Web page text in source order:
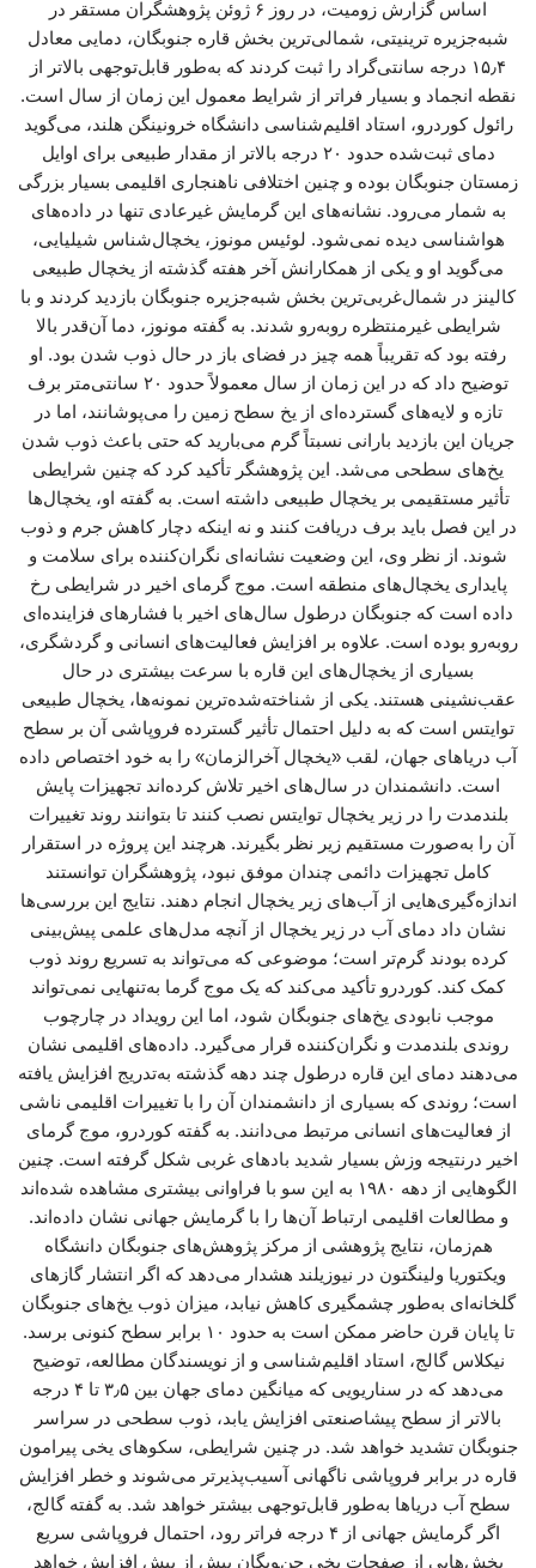
اساس گزارش زومیت، در روز ۶ ژوئن پژوهشگران مستقر در
شبه‌جزیره ترینیتی، شمالی‌ترین بخش قاره جنوبگان، دمایی معادل
۱۵٫۴ درجه سانتی‌گراد را ثبت کردند که به‌طور قابل‌توجهی بالاتر از
نقطه انجماد و بسیار فراتر از شرایط معمول این زمان از سال است.
رائول کوردرو، استاد اقلیم‌شناسی دانشگاه خرونینگن هلند، می‌گوید
دمای ثبت‌شده حدود ۲۰ درجه بالاتر از مقدار طبیعی برای اوایل
زمستان جنوبگان بوده و چنین اختلافی ناهنجاری اقلیمی بسیار بزرگی
به شمار می‌رود. نشانه‌های این گرمایش غیرعادی تنها در داده‌های
هواشناسی دیده نمی‌شود. لوئیس مونوز، یخچال‌شناس شیلیایی،
می‌گوید او و یکی از همکارانش آخر هفته گذشته از یخچال طبیعی
کالینز در شمال‌غربی‌ترین بخش شبه‌جزیره جنوبگان بازدید کردند و با
شرایطی غیرمنتظره روبه‌رو شدند. به گفته مونوز، دما آن‌قدر بالا
رفته بود که تقریباً همه چیز در فضای باز در حال ذوب شدن بود. او
توضیح داد که در این زمان از سال معمولاً حدود ۲۰ سانتی‌متر برف
تازه و لایه‌های گسترده‌ای از یخ سطح زمین را می‌پوشانند، اما در
جریان این بازدید بارانی نسبتاً گرم می‌بارید که حتی باعث ذوب شدن
یخ‌های سطحی می‌شد. این پژوهشگر تأکید کرد که چنین شرایطی
تأثیر مستقیمی بر یخچال طبیعی داشته است. به گفته او، یخچال‌ها
در این فصل باید برف دریافت کنند و نه اینکه دچار کاهش جرم و ذوب
شوند. از نظر وی، این وضعیت نشانه‌ای نگران‌کننده برای سلامت و
پایداری یخچال‌های منطقه است. موج گرمای اخیر در شرایطی رخ
داده است که جنوبگان درطول سال‌های اخیر با فشارهای فزاینده‌ای
روبه‌رو بوده است. علاوه بر افزایش فعالیت‌های انسانی و گردشگری،
بسیاری از یخچال‌های این قاره با سرعت بیشتری در حال
عقب‌نشینی هستند. یکی از شناخته‌شده‌ترین نمونه‌ها، یخچال طبیعی
توایتس است که به دلیل احتمال تأثیر گسترده فروپاشی آن بر سطح
آب دریاهای جهان، لقب «یخچال آخرالزمان» را به خود اختصاص داده
است. دانشمندان در سال‌های اخیر تلاش کرده‌اند تجهیزات پایش
بلندمدت را در زیر یخچال توایتس نصب کنند تا بتوانند روند تغییرات
آن را به‌صورت مستقیم زیر نظر بگیرند. هرچند این پروژه در استقرار
کامل تجهیزات دائمی چندان موفق نبود، پژوهشگران توانستند
اندازه‌گیری‌هایی از آب‌های زیر یخچال انجام دهند. نتایج این بررسی‌ها
نشان داد دمای آب در زیر یخچال از آنچه مدل‌های علمی پیش‌بینی
کرده بودند گرم‌تر است؛ موضوعی که می‌تواند به تسریع روند ذوب
کمک کند. کوردرو تأکید می‌کند که یک موج گرما به‌تنهایی نمی‌تواند
موجب نابودی یخ‌های جنوبگان شود، اما این رویداد در چارچوب
روندی بلندمدت و نگران‌کننده قرار می‌گیرد. داده‌های اقلیمی نشان
می‌دهند دمای این قاره درطول چند دهه گذشته به‌تدریج افزایش یافته
است؛ روندی که بسیاری از دانشمندان آن را با تغییرات اقلیمی ناشی
از فعالیت‌های انسانی مرتبط می‌دانند. به گفته کوردرو، موج گرمای
اخیر درنتیجه وزش بسیار شدید بادهای غربی شکل گرفته است. چنین
الگوهایی از دهه ۱۹۸۰ به این سو با فراوانی بیشتری مشاهده شده‌اند
و مطالعات اقلیمی ارتباط آن‌ها را با گرمایش جهانی نشان داده‌اند.
هم‌زمان، نتایج پژوهشی از مرکز پژوهش‌های جنوبگان دانشگاه
ویکتوریا ولینگتون در نیوزیلند هشدار می‌دهد که اگر انتشار گازهای
گلخانه‌ای به‌طور چشمگیری کاهش نیابد، میزان ذوب یخ‌های جنوبگان
تا پایان قرن حاضر ممکن است به حدود ۱۰ برابر سطح کنونی برسد.
نیکلاس گالج، استاد اقلیم‌شناسی و از نویسندگان مطالعه، توضیح
می‌دهد که در سناریویی که میانگین دمای جهان بین ۳٫۵ تا ۴ درجه
بالاتر از سطح پیشاصنعتی افزایش یابد، ذوب سطحی در سراسر
جنوبگان تشدید خواهد شد. در چنین شرایطی، سکوهای یخی پیرامون
قاره در برابر فروپاشی ناگهانی آسیب‌پذیرتر می‌شوند و خطر افزایش
سطح آب دریاها به‌طور قابل‌توجهی بیشتر خواهد شد. به گفته گالج،
اگر گرمایش جهانی از ۴ درجه فراتر رود، احتمال فروپاشی سریع
بخش‌هایی از صفحات یخی جنوبگان بیش از پیش افزایش خواهد